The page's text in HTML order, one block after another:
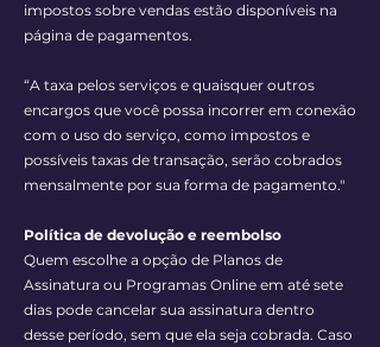
impostos sobre vendas estão disponíveis na
página de pagamentos.
“A taxa pelos serviços e quaisquer outros
encargos que você possa incorrer em conexão
com o uso do serviço, como impostos e
possíveis taxas de transação, serão cobrados
mensalmente por sua forma de pagamento."
Política de devolução e reembolso
Quem escolhe a opção de Planos de
Assinatura ou Programas Online em até sete
dias pode cancelar sua assinatura dentro
desse período, sem que ela seja cobrada. Caso